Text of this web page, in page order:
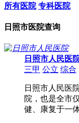
所有医院 专科医院
日照市医院查询
日照市人民医
三甲 公立 综合
日照市人民医
院，也是全市
健、康复于一